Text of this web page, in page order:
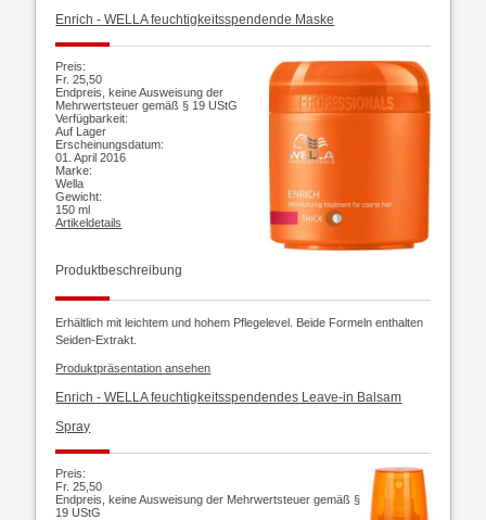
Enrich - WELLA feuchtigkeitsspendende Maske
Preis:
Fr. 25,50
Endpreis, keine Ausweisung der
Mehrwertsteuer gemäß § 19 UStG
Verfügbarkeit:
Auf Lager
Erscheinungsdatum:
01. April 2016
Marke:
Wella
Gewicht:
150 ml
Artikeldetails
Produktbeschreibung
Erhältlich mit leichtem und hohem Pflegelevel. Beide Formeln enthalten
Seiden-Extrakt.
Produktpräsentation ansehen
Enrich - WELLA feuchtigkeitsspendendes Leave-in Balsam
Spray
Preis:
Fr. 25,50
Endpreis, keine Ausweisung der Mehrwertsteuer gemäß §
19 UStG